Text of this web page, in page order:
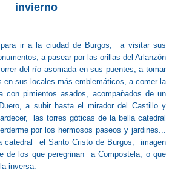
invierno
para ir a la ciudad de Burgos, a visitar sus
a pasear por las orillas del Arlanzón
del río asomada en sus puentes, a tomar
en sus locales más emblemáticos, a comer la
con pimientos asados, acompañados de un
a subir hasta el mirador del Castillo y
las torres góticas de la bella catedral
por los hermosos paseos y jardines...
catedral el Santo Cristo de Burgos, imagen
de los que peregrinan a Compostela, o que
inversa.